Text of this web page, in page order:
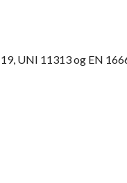
UNI 11313 og EN